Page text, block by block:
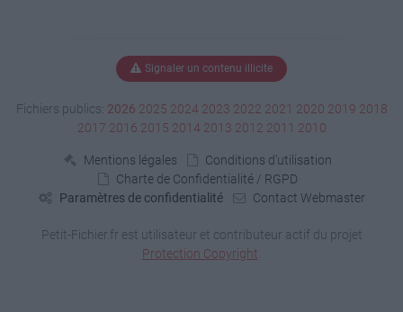
Signaler un contenu illicite
Fichiers publics: 2026 2025 2024 2023 2022 2021 2020 2019 2018
2017 2016 2015 2014 2013 2012 2011 2010
Mentions légales
Conditions d'utilisation
Charte de Confidentialité / RGPD
Paramètres de confidentialité
Contact Webmaster
Petit-Fichier.fr est utilisateur et contributeur actif du projet
Protection Copyright